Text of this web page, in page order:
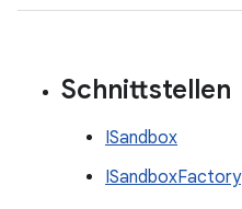
Schnittstellen
ISandbox
ISandboxFactory